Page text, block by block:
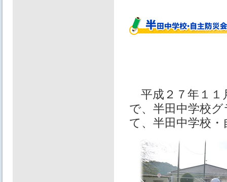
平成２７年１１
で、半田中学校
て、半田中学校